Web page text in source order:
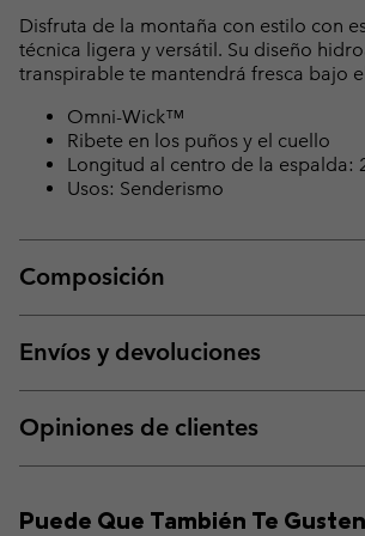
Disfruta de la montaña con estilo con
técnica ligera y versátil. Su diseño
transpirable te mantendrá fresca bajo
Omni-Wick™
Ribete en los puños y el cuello
Longitud al centro de la espalda:
Usos: Senderismo
Composición
Envíos y devoluciones
Opiniones de clientes
Puede Que También Te Gusten